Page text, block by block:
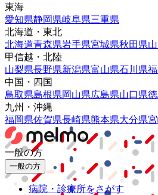
東海
愛知県静岡県岐阜県三重県
北海道・東北
北海道青森県岩手県宮城県秋田県
甲信越・北陸
山梨県長野県新潟県富山県石川県
中国・四国
鳥取県島根県岡山県広島県山口県
九州・沖縄
福岡県佐賀県長崎県熊本県大分県
一般の方
一般の方
病院・診療所をさがす